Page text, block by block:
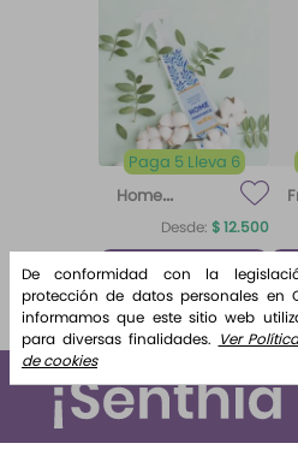
Paga 5 Lleva 6
Home
Fragrance
AlgodónHome
Fragrance
Algodón 220
ml Etq.
Atardecer
Desde: $12.500
¡Lo quiero!
De conformidad con la
protección de datos personales en
informamos que este sitio web
para diversas finalidades. Ver
de cookies